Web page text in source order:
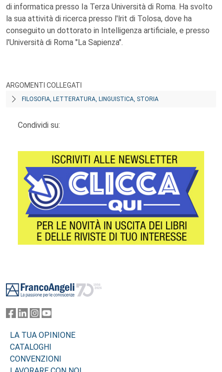
di informatica presso Ia Terza Università di Roma. Ha svolto
la sua attività di ricerca presso l'lrit di Tolosa, dove ha
conseguito un dottorato in Intelligenza artificiale, e presso
l'Università di Roma "La Sapienza".
ARGOMENTI COLLEGATI
FILOSOFIA, LETTERATURA, LINGUISTICA, STORIA
Condividi su:
LA TUA OPINIONE
CATALOGHI
CONVENZIONI